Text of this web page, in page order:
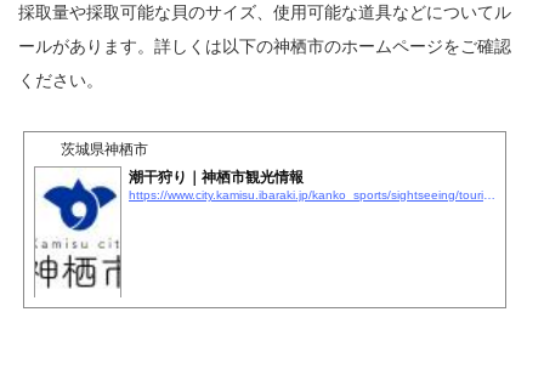
採取量や採取可能な貝のサイズ、使用可能な道具などについてル
ールがあります。詳しくは以下の神栖市のホームページをご確認
ください。
茨城県神栖市
潮干狩り｜神栖市観光情報
https://www.city.kamisu.ibaraki.jp/kanko_sports/sightseeing/tourist_info/1002305/1002320.html